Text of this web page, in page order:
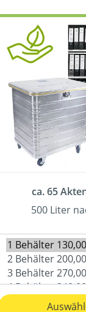
ca. 65
500 Liter